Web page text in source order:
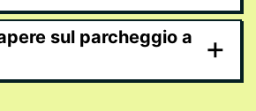
sul parcheggio a
+